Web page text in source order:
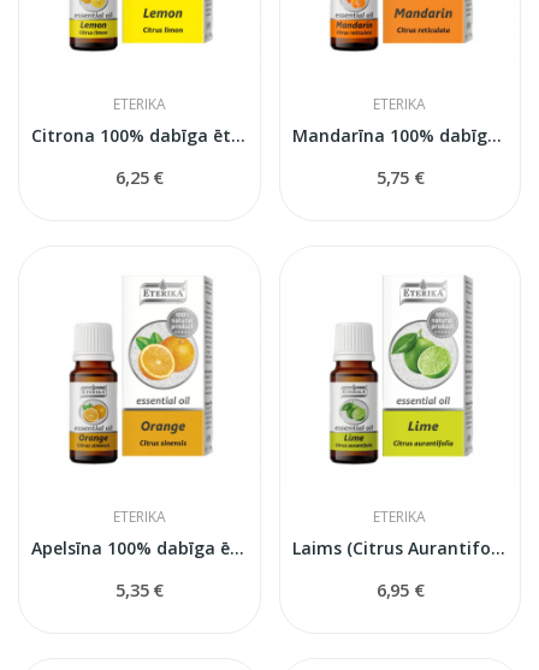
ETERIKA
Citrona 100% dabīga ēteriskā eļļa (Citrus...
6,25 €
ETERIKA
Mandarīna 100% dabīga ēteriskā eļļa (Citrus...
5,75 €
ETERIKA
Apelsīna 100% dabīga ēteriskā eļļa (Citrus...
5,35 €
ETERIKA
Laims (Citrus Aurantifolia) — 100% dabīga...
6,95 €